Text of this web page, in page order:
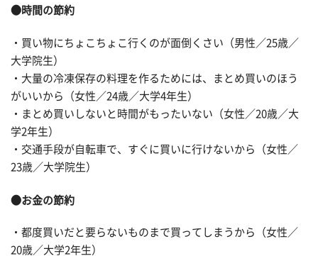
●時間の節約
・買い物にちょこちょこ行くのが面倒くさい（男性／25歳／
大学院生）
・大量の冷凍保存の料理を作るためには、まとめ買いのほう
がいいから（女性／24歳／大学4年生）
・まとめ買いしないと時間がもったいない（女性／20歳／大
学2年生）
・交通手段が自転車で、すぐに買いに行けないから（女性／
23歳／大学院生）
●お金の節約
・都度買いだと要らないものまで買ってしまうから（女性／
20歳／大学2年生）